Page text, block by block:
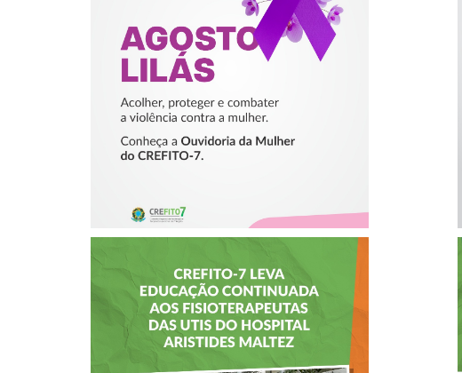
PROTEGER E
COMBATER A
VIOLÊNCIA
CONTRA A
MULHER
CREFITO-7 LEVA
EDUCAÇÃO
CONTINUADA AOS